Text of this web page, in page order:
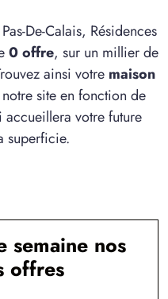
De-Calais, Résidences
0 offre, sur un millier de
ainsi votre maison
site en fonction de
votre future
superficie.
semaine nos
offres